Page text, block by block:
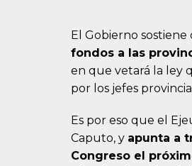
El Gobierno sostiene
fondos a las
en que vetará la ley
por los jefes
Es por eso que el
Caputo, y apunta a
Congreso el